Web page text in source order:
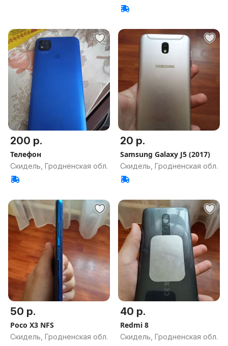
200 р.
Телефон
Скидель, Гродненская обл.
20 р.
Samsung Galaxy J5 (2017)
Скидель, Гродненская обл.
50 р.
Poco X3 NFS
Скидель, Гродненская обл.
40 р.
Redmi 8
Скидель, Гродненская обл.